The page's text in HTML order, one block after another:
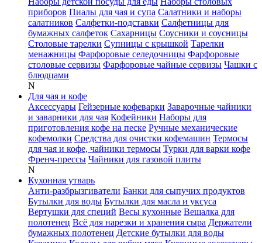
приборов Пиалы для чая и супа Салатники и наборы
салатников Салфетки-подставки Салфетницы для
бумажных салфеток Сахарницы Соусники и соусницы
Столовые тарелки Супницы с крышкой Тарелки
менажницы Фарфоровые селедочницы Фарфоровые
столовые сервизы Фарфоровые чайные сервизы Чашки с
блюдцами
N
Для чая и кофе
Аксессуары Гейзерные кофеварки Заварочные чайники
и заварники для чая Кофейники Наборы для
приготовления кофе на песке Ручные механические
кофемолки Средства для очистки кофемашин Термосы
для чая и кофе, чайники термосы Турки для варки кофе
Френч-прессы Чайники для газовой плиты
N
Кухонная утварь
Анти-разбрызгиватели Банки для сыпучих продуктов
Бутылки для воды Бутылки для масла и уксуса
Вертушки для специй Весы кухонные Вешалка для
полотенец Всё для нарезки и хранения сыра Держатели
бумажных полотенец Детские бутылки для воды